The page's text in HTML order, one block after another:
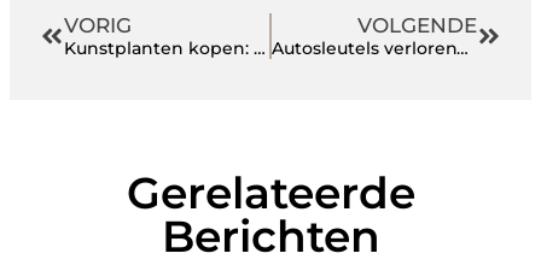
VORIG
Kunstplanten kopen: voor onderhoudsvrij groen plezier
VOLGENDE
Autosleutels verloren? Zo rij je binnen no time weer weg in je eigen auto
Gerelateerde
Berichten